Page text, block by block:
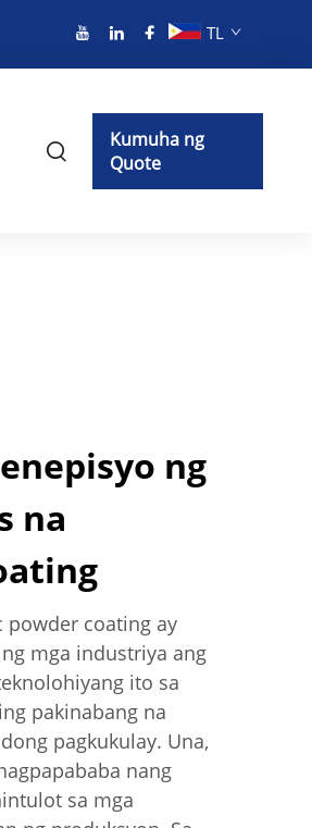
TL
Kumuha ng
Quote
ng
na
powder coating ay
mga industriya ang
ito sa
pakinabang na
pagkukulay. Una,
nang
sa mga